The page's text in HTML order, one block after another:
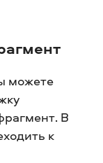
можете
В
к